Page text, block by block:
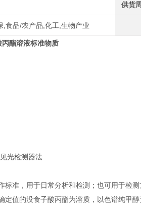
供货
,食品/农产品,化工,生物产业
丙酯溶液标准物质
光检测器法
标准，用于日常分析和检测；也可用于检
确定值的没食子酸丙酯为溶质，以色